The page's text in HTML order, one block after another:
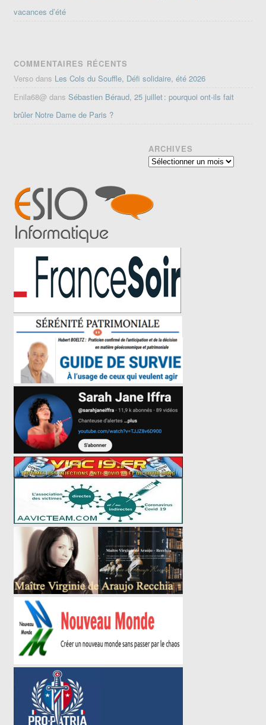
vacances d’été
COMMENTAIRES RÉCENTS
Verso dans Les Cols du Souffle, Défi solidaire, été 2026
Enila68@ dansSébastien Béraud, 25 juillet : pourquoi ont-ils fait
brûler Notre Dame de Paris ?
ARCHIVES
Archives